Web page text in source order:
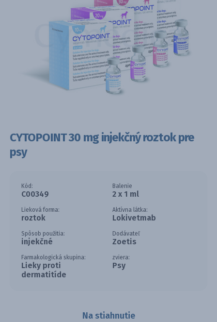
CYTOPOINT 30 mg injekčný roztok pre
psy
Kód:
C00349
Balenie
2 x 1 ml
Lieková forma:
roztok
Aktívna látka:
Lokivetmab
Spôsob použitia:
injekčné
Dodávateľ
Zoetis
Farmakologická skupina:
Lieky proti
dermatitíde
zviera:
Psy
Na stiahnutie